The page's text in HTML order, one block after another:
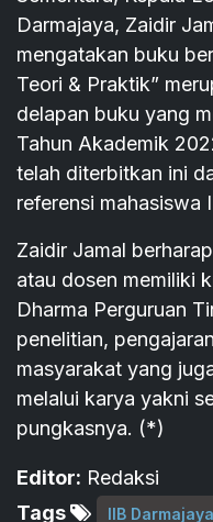
Darmajaya, Zaidir
mengatakan buku
Teori & Praktik”
delapan buku yang
Tahun Akademik
telah diterbitkan ini
referensi mahasiswa
Zaidir Jamal
atau dosen memiliki
Dharma Perguruan
penelitian,
masyarakat yang
melalui karya yakni
pungkasnya. (*)
Editor: Redaksi
Tags
IIB Darmajaya